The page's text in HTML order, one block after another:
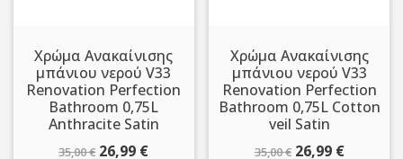
Χρώμα Ανακαίνισης
μπάνιου νερού V33
Renovation Perfection
Bathroom 0,75L
Anthracite Satin
35,00€ Original
26,99 €Η
Χρώμα Ανακαίνισης
μπάνιου νερού V33
Renovation Perfection
Bathroom 0,75L Cotton
veil Satin
35,00€ Original
26,99 €Η